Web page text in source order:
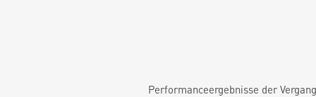
Performanceergebnisse der